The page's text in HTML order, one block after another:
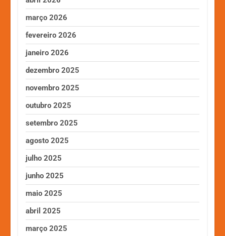
março 2026
fevereiro 2026
janeiro 2026
dezembro 2025
novembro 2025
outubro 2025
setembro 2025
agosto 2025
julho 2025
junho 2025
maio 2025
abril 2025
março 2025